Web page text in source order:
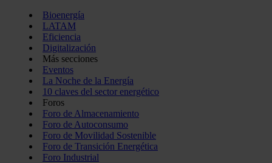
Bioenergía
LATAM
Eficiencia
Digitalización
Más secciones
Eventos
La Noche de la Energía
10 claves del sector energético
Foros
Foro de Almacenamiento
Foro de Autoconsumo
Foro de Movilidad Sostenible
Foro de Transición Energética
Foro Industrial